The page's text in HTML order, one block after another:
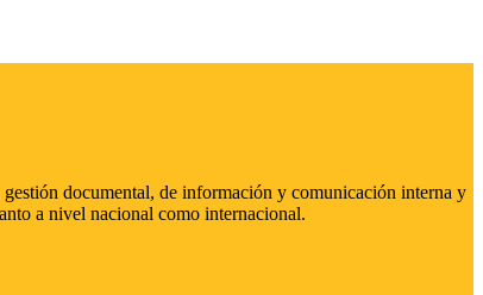
documental, de información y comunicación interna y
a nivel nacional como internacional.